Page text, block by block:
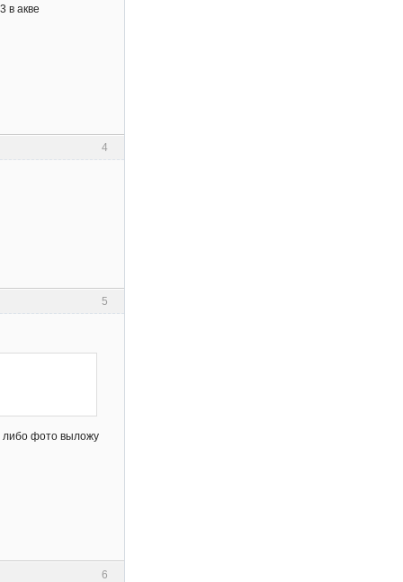
в акве
4
5
либо фото выложу
6